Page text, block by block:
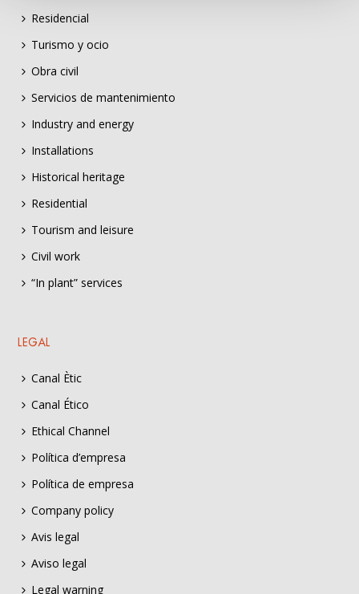
Residencial
Turismo y ocio
Obra civil
Servicios de mantenimiento
Industry and energy
Installations
Historical heritage
Residential
Tourism and leisure
Civil work
“In plant” services
LEGAL
Canal Ètic
Canal Ético
Ethical Channel
Política d’empresa
Política de empresa
Company policy
Avis legal
Aviso legal
Legal warning